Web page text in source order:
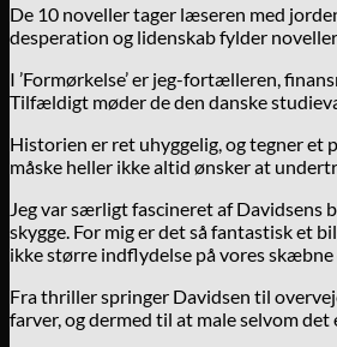
De 10 noveller tager læseren med
desperation og lidenskab fylder
I ’Formørkelse’ er jeg-fortælleren,
Tilfældigt møder de den danske
Historien er ret uhyggelig, og tegner
måske heller ikke altid ønsker at
Jeg var særligt fascineret af Davidsens
skygge. For mig er det så fantastisk et
ikke større indflydelse på vores
Fra thriller springer Davidsen til
farver, og dermed til at male selvom